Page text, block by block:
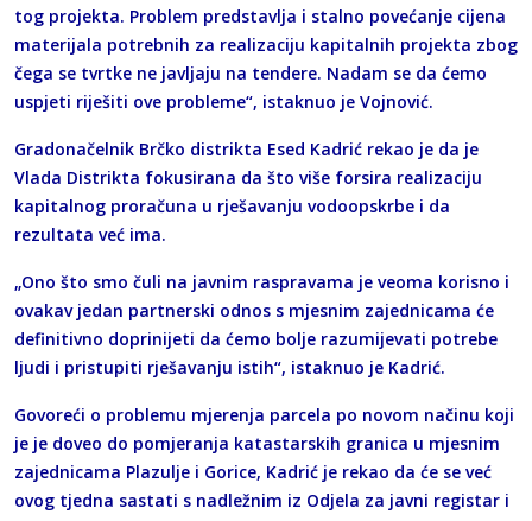
tog projekta. Problem predstavlja i stalno povećanje cijena
materijala potrebnih za realizaciju kapitalnih projekta zbog
čega se tvrtke ne javljaju na tendere. Nadam se da ćemo
uspjeti riješiti ove probleme“, istaknuo je Vojnović.
Gradonačelnik Brčko distrikta Esed Kadrić rekao je da je
Vlada Distrikta fokusirana da što više forsira realizaciju
kapitalnog proračuna u rješavanju vodoopskrbe i da
rezultata već ima.
„Ono što smo čuli na javnim raspravama je veoma korisno i
ovakav jedan partnerski odnos s mjesnim zajednicama će
definitivno doprinijeti da ćemo bolje razumijevati potrebe
ljudi i pristupiti rješavanju istih“, istaknuo je Kadrić.
Govoreći o problemu mjerenja parcela po novom načinu koji
je je doveo do pomjeranja katastarskih granica u mjesnim
zajednicama Plazulje i Gorice, Kadrić je rekao da će se već
ovog tjedna sastati s nadležnim iz Odjela za javni registar i